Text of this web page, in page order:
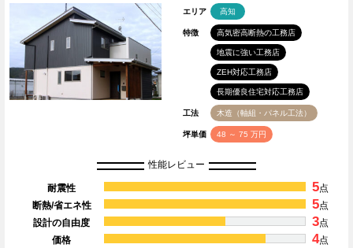
エリア 高知
特徴 高気密高断熱の工務店
地震に強い工務店
ZEH対応工務店
長期優良住宅対応工務店
工法 木造（軸組・パネル工法）
坪単価 48 ～ 75 万円
性能レビュー
耐震性 5点
断熱/省エネ性
5点
設計の自由度
3点
価格
4点